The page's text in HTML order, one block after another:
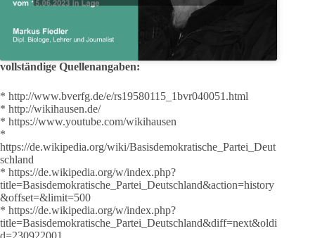
vollständige Quellenangaben:
* http://www.bverfg.de/e/rs19580115_1bvr040051.html
* http://wikihausen.de/
* https://www.youtube.com/wikihausen
*
https://de.wikipedia.org/wiki/Basisdemokratische_Partei_Deut
schland
* https://de.wikipedia.org/w/index.php?
title=Basisdemokratische_Partei_Deutschland&action=history
&offset=&limit=500
* https://de.wikipedia.org/w/index.php?
title=Basisdemokratische_Partei_Deutschland&diff=next&oldi
d=230922001